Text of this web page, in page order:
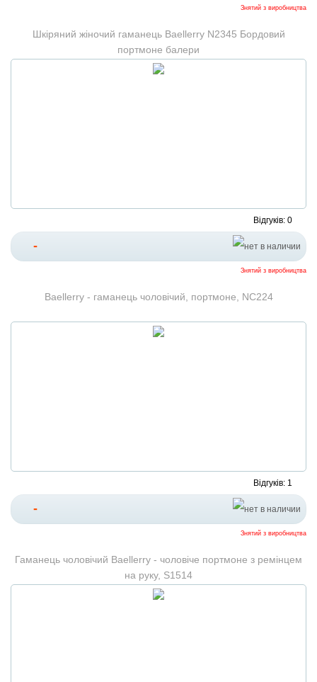
Знятий з виробництва
Шкіряний жіночий гаманець Baellerry N2345 Бордовий
портмоне балери
Відгуків: 0
-
Знятий з виробництва
Baellerry - гаманець чоловічий, портмоне, NC224
Відгуків: 1
-
Знятий з виробництва
Гаманець чоловічий Baellerry - чоловіче портмоне з ремінцем
на руку, S1514